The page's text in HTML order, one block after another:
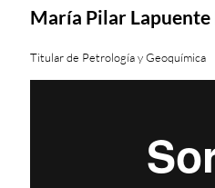
María Pilar
Titular de Petrología y Geoquímica